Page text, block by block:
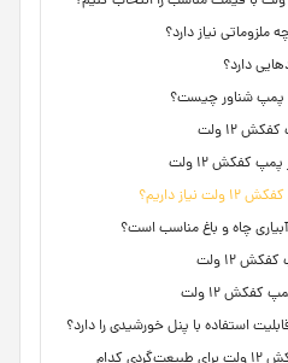
۱۲ ولت
کفکش ۱۲ ولت
داریم؟
۱۲ ولت
کفکش ۱۲ ولت